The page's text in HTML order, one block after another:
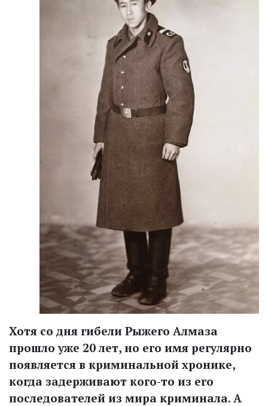
Хотя со дня гибели Рыжего Алмаза
прошло уже 20 лет, но его имя регулярно
появляется в криминальной хронике,
когда задерживают кого-то из его
последователей из мира криминала. А